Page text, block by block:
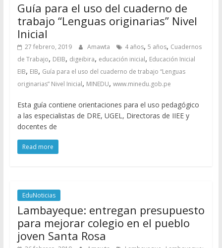
Guía para el uso del cuaderno de
trabajo “Lenguas originarias” Nivel
Inicial
27 febrero, 2019 Amawta 4 años, 5 años, Cuadernos
de Trabajo, DEIB, digeibira, educación inicial, Educación Inicial
EIB, EIB, Guía para el uso del cuaderno de trabajo “Lenguas
originarias” Nivel Inicial, MINEDU, www.minedu.gob.pe
Esta guía contiene orientaciones para el uso pedagógico
a las especialistas de DRE, UGEL, Directoras de IIEE y
docentes de
Read more
EduNoticias
Lambayeque: entregan presupuesto
para mejorar colegio en el pueblo
joven Santa Rosa